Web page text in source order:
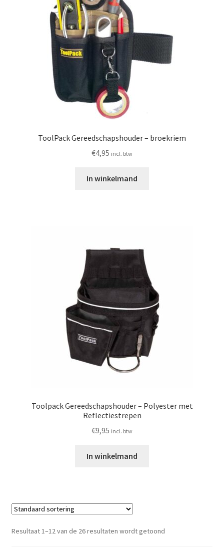
ToolPack Gereedschapshouder – broekriem
€4,95 incl. btw
In winkelmand
Toolpack Gereedschapshouder – Polyester met
Reflectiestrepen
€9,95 incl. btw
In winkelmand
Resultaat 1–12 van de 26 resultaten wordt getoond